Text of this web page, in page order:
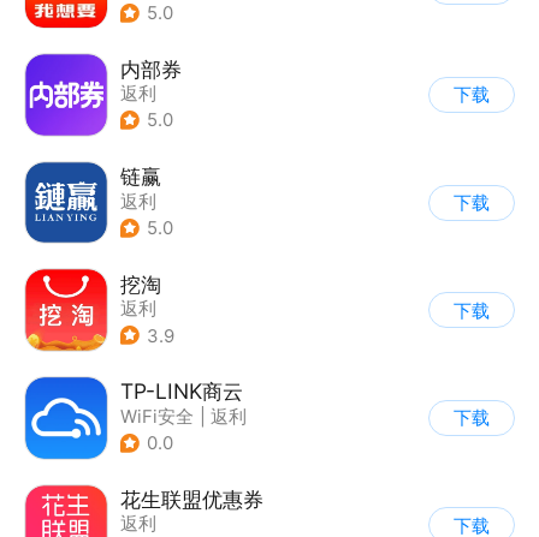
5.0
内部券
返利
5.0
下载
链赢
返利
5.0
下载
挖淘
返利
3.9
下载
TP-LINK商云
WiFi安全
返利
0.0
下载
花生联盟优惠券
返利
下载